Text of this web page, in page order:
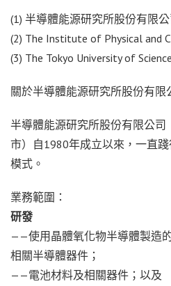
(1) 半導體能源研究所股份有限
(2) The Institute of Physical and
(3) The Tokyo University of Science
關於半導體能源研究所股份有限
半導體能源研究所股份有限公司
市）自1980年成立以來，一直
模式。
業務範圍：
研發
——使用晶體氧化物半導體製造
相關半導體器件；
——電池材料及相關器件；以及